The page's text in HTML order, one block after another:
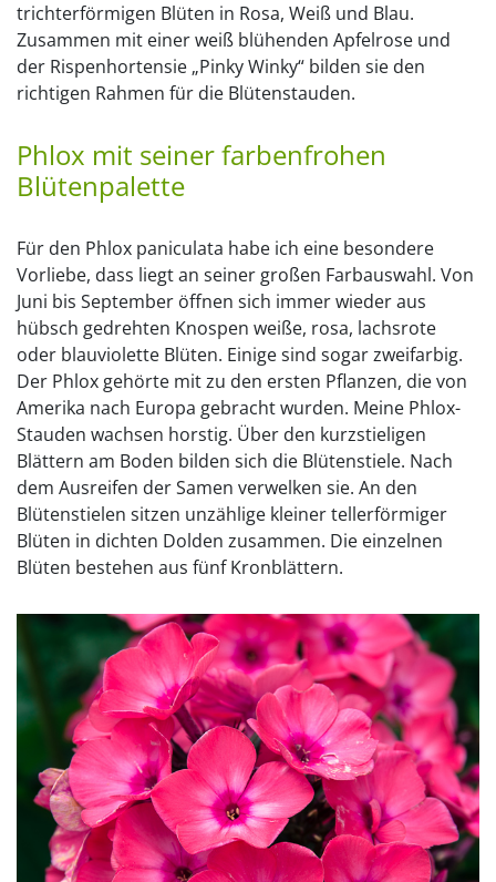
trichterförmigen Blüten in Rosa, Weiß und Blau.
Zusammen mit einer weiß blühenden Apfelrose und
der Rispenhortensie „Pinky Winky“ bilden sie den
richtigen Rahmen für die Blütenstauden.
Phlox mit seiner farbenfrohen
Blütenpalette
Für den Phlox paniculata habe ich eine besondere
Vorliebe, dass liegt an seiner großen Farbauswahl. Von
Juni bis September öffnen sich immer wieder aus
hübsch gedrehten Knospen weiße, rosa, lachsrote
oder blauviolette Blüten. Einige sind sogar zweifarbig.
Der Phlox gehörte mit zu den ersten Pflanzen, die von
Amerika nach Europa gebracht wurden. Meine Phlox-
Stauden wachsen horstig. Über den kurzstieligen
Blättern am Boden bilden sich die Blütenstiele. Nach
dem Ausreifen der Samen verwelken sie. An den
Blütenstielen sitzen unzählige kleiner tellerförmiger
Blüten in dichten Dolden zusammen. Die einzelnen
Blüten bestehen aus fünf Kronblättern.